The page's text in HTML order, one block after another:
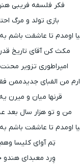
فکر فلسفه فریبی
بازی تولد و مرگ
اومدم تا عاشقت باشم
مکث کن آقای تاریخ
امپراطوری تزویر
من الفبای
قرنها میان و میرن
من و تو هزار سال بعد
اومدم تا عاشقت باشم
تِم آوای کلیسا
وِرد معبدای هندو